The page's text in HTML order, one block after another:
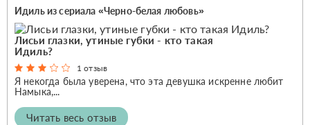
Идиль из сериала «Черно-белая любовь»
Лисьи глазки, утиные губки - кто такая
Идиль?
1 отзыв
Я некогда была уверена, что эта девушка искренне любит
Намыка,...
Читать весь отзыв